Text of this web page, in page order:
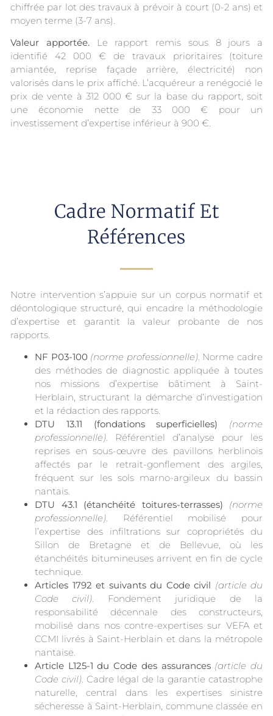
chiffrée par lot des travaux à prévoir à court (0-2 ans) et
moyen terme (3-7 ans).
Valeur apportée.Le rapport remis sous 8 jours a
identifié 42 000 € de travaux prioritaires (toiture
amiantée, reprise façade arrière, électricité) non
valorisés dans le prix affiché. L’acquéreur a renégocié le
prix de vente à 312 000 € sur la base du rapport, soit
une économie nette de 33 000 € pour un
investissement d’expertise inférieur à 900 €.
Cadre Normatif Et
Références
Notre intervention s’appuie sur un corpus normatif et
déontologique structuré, qui encadre la méthodologie
d’expertise et garantit la valeur probante de nos
rapports.
NF P03-100 (norme professionnelle). Norme cadre
des méthodes de diagnostic appliquée à toutes
nos missions d’expertise bâtiment à Saint-
Herblain, structurant la démarche d’investigation
et la rédaction des rapports.
DTU 13.11 (fondations superficielles)
(norme
professionnelle). Référentiel d’analyse pour les
reprises en sous-œuvre des pavillons herblinois
affectés par le retrait-gonflement des argiles,
fréquent sur les sols marno-argileux du bassin
nantais.
DTU 43.1 (étanchéité toitures-terrasses)
(norme
professionnelle). Référentiel mobilisé pour
l’expertise des infiltrations sur copropriétés du
Sillon de Bretagne et de Bellevue, où les
étanchéités bitumineuses arrivent en fin de cycle
technique.
Articles 1792 et suivants du Code civil (article du
Code civil). Fondement juridique de la
responsabilité décennale des constructeurs,
mobilisé dans nos contre-expertises sur VEFA et
CCMI livrés à Saint-Herblain et dans la métropole
nantaise.
Article L125-1 du Code des assurances (article du
Code civil). Cadre légal de la garantie catastrophe
naturelle, central dans les expertises sinistre
sécheresse à Saint-Herblain, commune classée en